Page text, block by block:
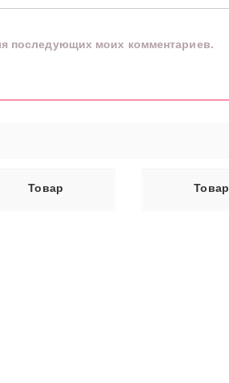
последующих моих комментариев.
Товар Товар